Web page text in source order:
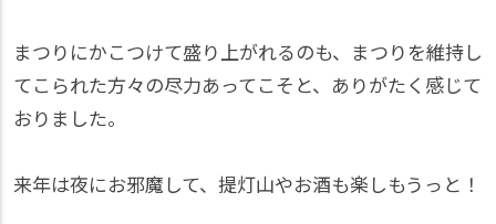
まつりにかこつけて盛り上がれるのも、まつりを維持し
てこられた方々の尽力あってこそと、ありがたく感じて
おりました。
来年は夜にお邪魔して、提灯山やお酒も楽しもうっと！